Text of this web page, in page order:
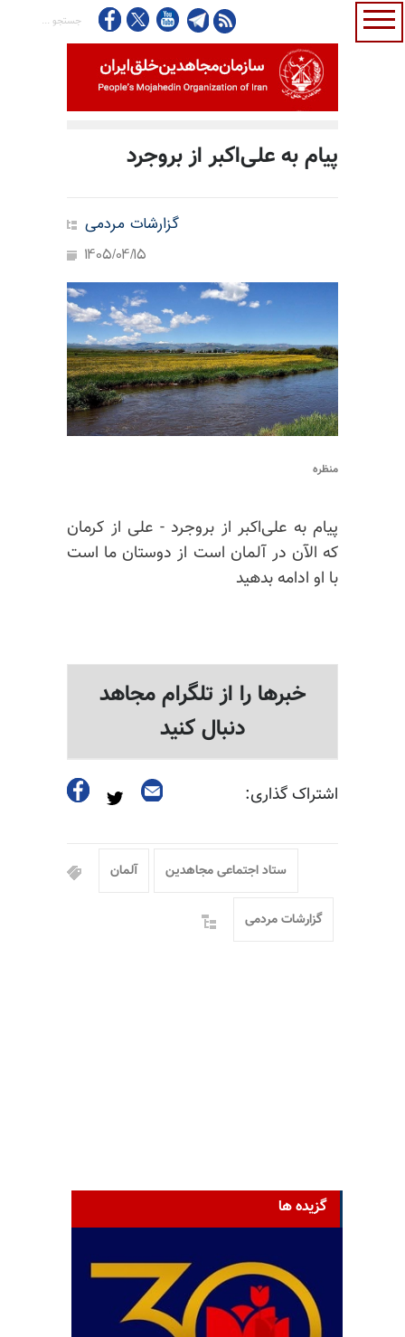
پیام به علی‌اکبر از بروجرد
گزارشات مردمی
1405/04/15
منظره
پیام به علی‌اکبر از بروجرد - علی از کرمان
که الآن در آلمان است از دوستان ما است
با او ادامه بدهید
خبرها را از تلگرام مجاهد
دنبال کنید
اشتراک گذاری:
ستاد اجتماعی مجاهدین آلمان
گزارشات مردمی
گزیده ها